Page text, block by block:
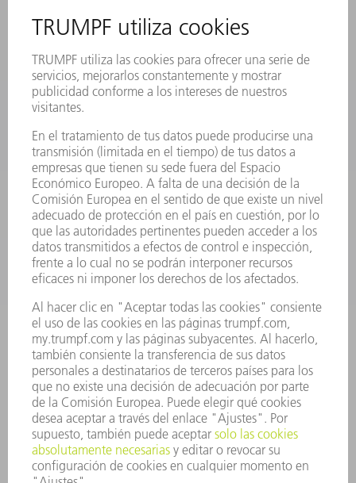
REGISTRO PARA EL BOLETÍN INFORMATIVO
MYTRUMPF
FICHAS TÉCNICAS DE SEGURIDAD
PRODUCTOS
MÁQUINAS Y SISTEMAS
LÁSER
HERRAMIENTAS PORTÁTILES
FÁBRICA INTELIGENTE
SOFTWARE
SERVICIOS
APLICACIONES
SECTORES
EMPRESA
CARRERA PROFESIONAL
OFERTAS DE TRABAJO
PERFIL DE LA EMPRESA
INFORME ANUAL
PRINCIPIOS CORPORATIVOS
CUMPLIMIENTO
SISTEMA DE INFORMADORES
SEGURIDAD
COMUNICADOS DE PRENSA
REVISTAS
SOSTENIBILIDAD
MEDIO AMBIENTE Y CLIMA
SOCIEDAD Y EMPRESA
GESTIÓN EMPRESARIAL